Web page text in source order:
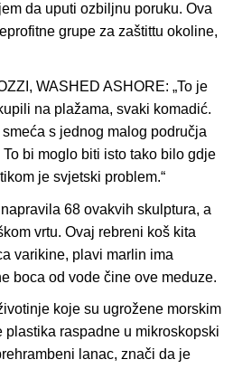
da uputi ozbiljnu poruku. Ova
grupe za zaštittu okoline,
WASHED ASHORE: „To je
na plažama, svaki komadić.
s jednog malog područja
bi moglo biti isto tako bilo gdje
je svjetski problem.“
68 ovakvih skulptura, a
vrtu. Ovaj rebreni koš kita
varikine, plavi marlin ima
boca od vode čine ove meduze.
koje su ugrožene morskim
raspadne u mikroskopski
lanac, znači da je